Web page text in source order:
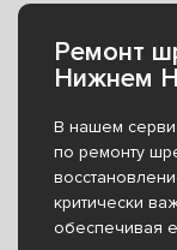
Ремонт
Нижнем
В нашем
по ремонту
критически
обеспечивая